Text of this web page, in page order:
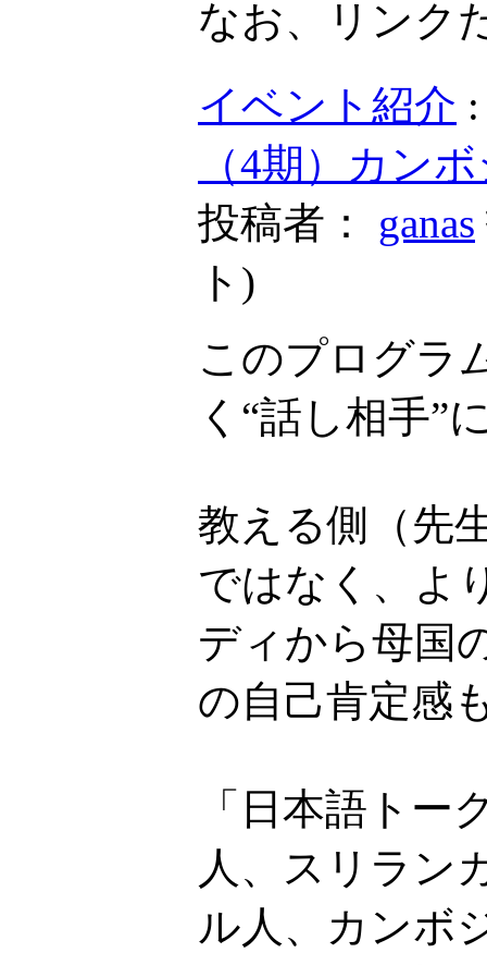
なお、リンク
イベント紹介
（4期）カン
投稿者： ganas
ト )
このプログラ
く“話し相手”
教える側（先
ではなく、よ
ディから母国
の自己肯定感
「日本語ト
人、スリラン
ル人、カンボ